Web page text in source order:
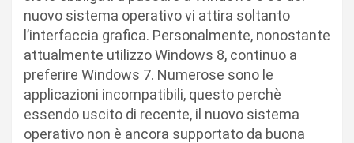
nuovo sistema operativo vi attira soltanto
l’interfaccia grafica. Personalmente, nonostante
attualmente utilizzo Windows 8, continuo a
preferire Windows 7. Numerose sono le
applicazioni incompatibili, questo perchè
essendo uscito di recente, il nuovo sistema
operativo non è ancora supportato da buona